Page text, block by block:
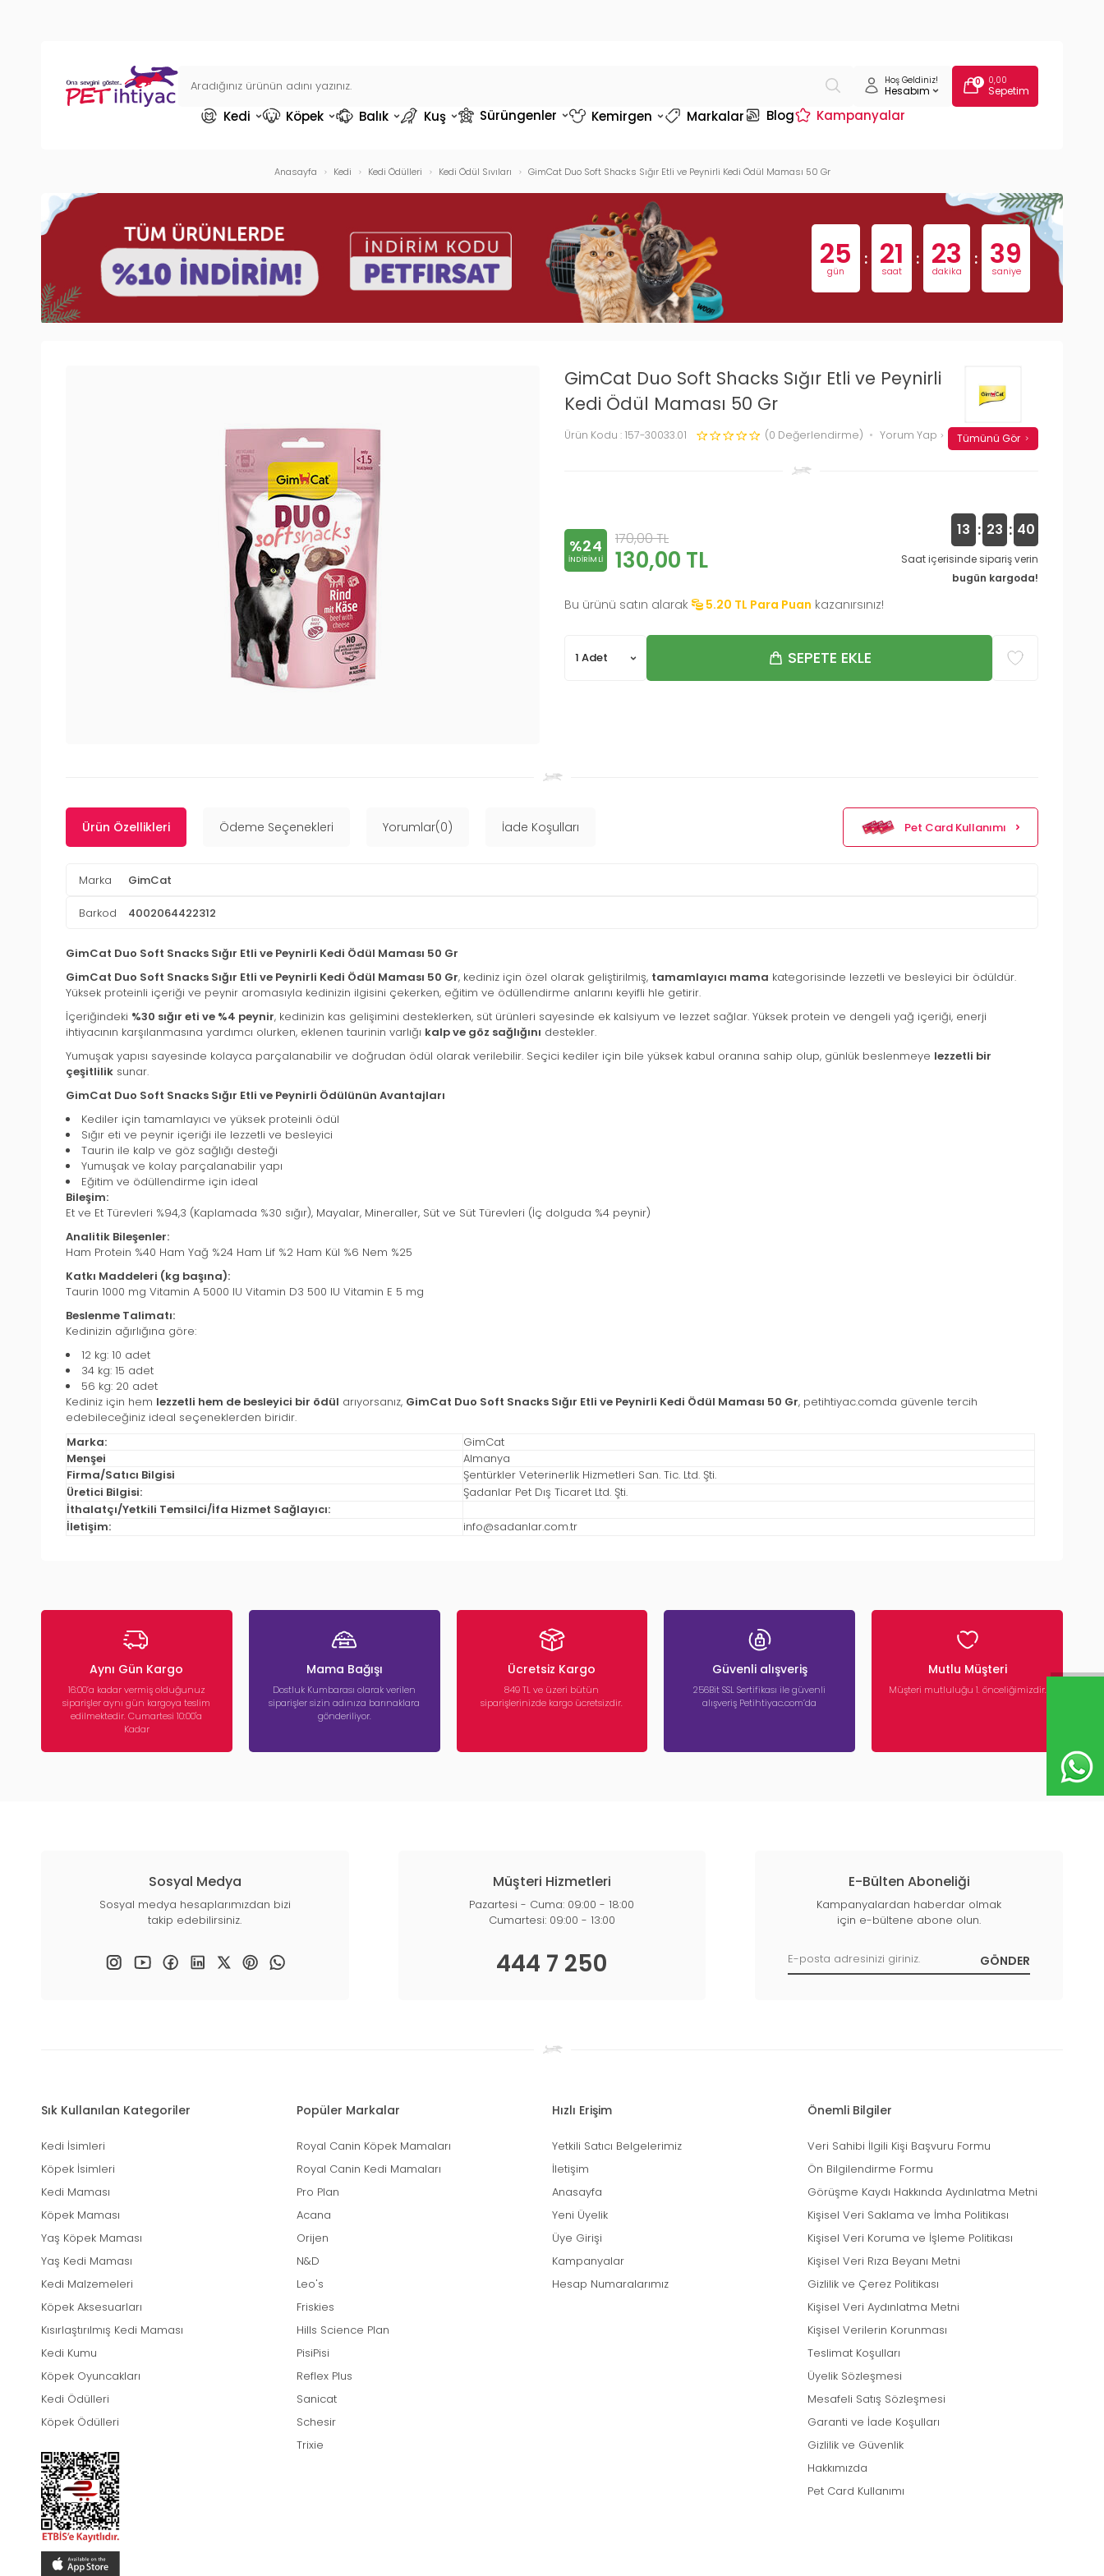
Hoş Geldiniz!
Hesabım
0 0,00
Sepetim
Kedi Köpek Balık Kuş Sürüngenler Kemirgen Markalar Blog Kampanyalar
Anasayfa Kedi Kedi Ödülleri Kedi Ödül Sıvıları GimCat Duo Soft Shacks Sığır Etli ve Peynirli Kedi Ödül Maması 50 Gr
25
gün
: 21
saat
: 23
dakika
: 38
saniye
GimCat Duo Soft Shacks Sığır Etli ve Peynirli
Kedi Ödül Maması 50 Gr
Ürün Kodu : 157-30033.01 (0 Değerlendirme) Yorum Yap Tümünü Gör
%24
INDIRIMLI
170,00TL
130,00 TL
13 : 23 : 40
Saat içerisinde sipariş verin
bugün kargoda!
Bu ürünü satın alarak 5.20 TL Para Puan kazanırsınız!
SEPETE EKLE
Ürün Özellikleri Ödeme Seçenekleri Yorumlar(0) İade Koşulları Pet Card Kullanımı
Marka GimCat
Barkod 4002064422312
GimCat Duo Soft Snacks Sığır Etli ve Peynirli Kedi Ödül Maması 50 Gr
GimCat Duo Soft Snacks Sığır Etli ve Peynirli Kedi Ödül Maması 50 Gr, kediniz için özel olarak geliştirilmiş, tamamlayıcı mama kategorisinde lezzetli ve besleyici bir ödüldür.
Yüksek proteinli içeriği ve peynir aromasıyla kedinizin ilgisini çekerken, eğitim ve ödüllendirme anlarını keyifli hle getirir.
İçeriğindeki %30 sığır eti ve %4 peynir, kedinizin kas gelişimini desteklerken, süt ürünleri sayesinde ek kalsiyum ve lezzet sağlar. Yüksek protein ve dengeli yağ içeriği, enerji
ihtiyacının karşılanmasına yardımcı olurken, eklenen taurinin varlığı kalp ve göz sağlığını destekler.
Yumuşak yapısı sayesinde kolayca parçalanabilir ve doğrudan ödül olarak verilebilir. Seçici kediler için bile yüksek kabul oranına sahip olup, günlük beslenmeye lezzetli bir
çeşitlilik sunar.
GimCat Duo Soft Snacks Sığır Etli ve Peynirli Ödülünün Avantajları
Kediler için tamamlayıcı ve yüksek proteinli ödül
Sığır eti ve peynir içeriği ile lezzetli ve besleyici
Taurin ile kalp ve göz sağlığı desteği
Yumuşak ve kolay parçalanabilir yapı
Eğitim ve ödüllendirme için ideal
Bileşim:
Et ve Et Türevleri %94,3 (Kaplamada %30 sığır), Mayalar, Mineraller, Süt ve Süt Türevleri (İç dolguda %4 peynir)
Analitik Bileşenler:
Ham Protein %40 Ham Yağ %24 Ham Lif %2 Ham Kül %6 Nem %25
Katkı Maddeleri (kg başına):
Taurin 1000 mg Vitamin A 5000 IU Vitamin D3 500 IU Vitamin E 5 mg
Beslenme Talimatı:
Kedinizin ağırlığına göre:
12 kg: 10 adet
34 kg: 15 adet
56 kg: 20 adet
Kediniz için hem lezzetli hem de besleyici bir ödül arıyorsanız, GimCat Duo Soft Snacks Sığır Etli ve Peynirli Kedi Ödül Maması 50 Gr, petihtiyac.comda güvenle tercih
edebileceğiniz ideal seçeneklerden biridir.
Marka:
GimCat
Menşei
Almanya
Firma/Satıcı Bilgisi
Şentürkler Veterinerlik Hizmetleri San. Tic. Ltd. Şti.
Üretici Bilgisi:
Şadanlar Pet Dış Ticaret Ltd. Şti.
İthalatçı/Yetkili Temsilci/İfa Hizmet Sağlayıcı:
İletişim:
info@sadanlar.com.tr
Aynı Gün Kargo
16:00’a kadar vermiş olduğunuz
siparişler aynı gün kargoya teslim
edilmektedir. Cumartesi 10:00'a
Kadar
Mama Bağışı
Dostluk Kumbarası olarak verilen
siparişler sizin adınıza barınaklara
gönderiliyor.
Ücretsiz Kargo
849 TL ve üzeri bütün
siparişlerinizde kargo ücretsizdir.
Güvenli alışveriş
256Bit SSL Sertifikası ile güvenli
alışveriş Petihtiyac.com’da
Mutlu Müşteri
Müşteri mutluluğu 1. önceliğimizdir.
Sosyal Medya
Sosyal medya hesaplarımızdan bizi
takip edebilirsiniz.
Müşteri Hizmetleri
Pazartesi - Cuma: 09:00 - 18:00
Cumartesi: 09:00 - 13:00
444 7 250
E-Bülten Aboneliği
Kampanyalardan haberdar olmak
için e-bültene abone olun.
Sık Kullanılan Kategoriler
Kedi İsimleri
Köpek İsimleri
Kedi Maması
Köpek Maması
Yaş Köpek Maması
Yaş Kedi Maması
Kedi Malzemeleri
Köpek Aksesuarları
Kısırlaştırılmış Kedi Maması
Kedi Kumu
Köpek Oyuncakları
Kedi Ödülleri
Köpek Ödülleri
Popüler Markalar
Royal Canin Köpek Mamaları
Royal Canin Kedi Mamaları
Pro Plan
Acana
Orijen
N&D
Leo's
Friskies
Hills Science Plan
PisiPisi
Reflex Plus
Sanicat
Schesir
Trixie
Hızlı Erişim
Yetkili Satıcı Belgelerimiz
İletişim
Anasayfa
Yeni Üyelik
Üye Girişi
Kampanyalar
Hesap Numaralarımız
Önemli Bilgiler
Veri Sahibi İlgili Kişi Başvuru Formu
Ön Bilgilendirme Formu
Görüşme Kaydı Hakkında Aydınlatma Metni
Kişisel Veri Saklama ve İmha Politikası
Kişisel Veri Koruma ve İşleme Politikası
Kişisel Veri Rıza Beyanı Metni
Gizlilik ve Çerez Politikası
Kişisel Veri Aydınlatma Metni
Kişisel Verilerin Korunması
Teslimat Koşulları
Üyelik Sözleşmesi
Mesafeli Satış Sözleşmesi
Garanti ve İade Koşulları
Gizlilik ve Güvenlik
Hakkımızda
Pet Card Kullanımı